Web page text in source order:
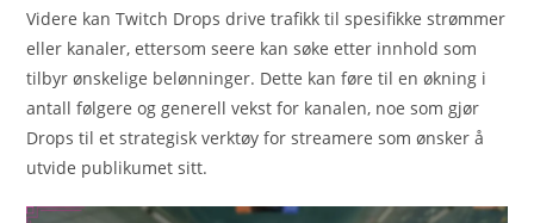
Videre kan Twitch Drops drive trafikk til spesifikke strømmer
eller kanaler, ettersom seere kan søke etter innhold som
tilbyr ønskelige belønninger. Dette kan føre til en økning i
antall følgere og generell vekst for kanalen, noe som gjør
Drops til et strategisk verktøy for streamere som ønsker å
utvide publikumet sitt.